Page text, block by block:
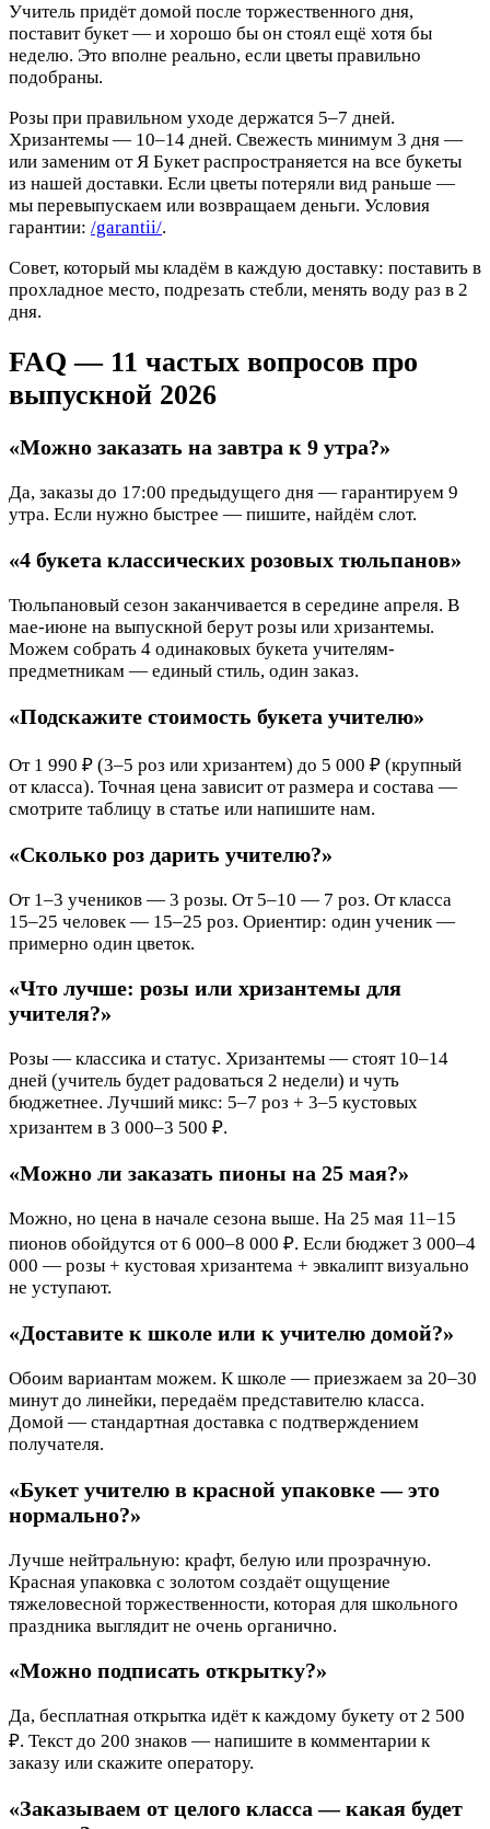
Учитель придёт домой после торжественного дня,
поставит букет — и хорошо бы он стоял ещё хотя бы
неделю. Это вполне реально, если цветы правильно
подобраны.
Розы при правильном уходе держатся 5–7 дней.
Хризантемы — 10–14 дней. Свежесть минимум 3 дня —
или заменим от Я Букет распространяется на все букеты
из нашей доставки. Если цветы потеряли вид раньше —
мы перевыпускаем или возвращаем деньги. Условия
гарантии: /garantii/.
Совет, который мы кладём в каждую доставку: поставить в
прохладное место, подрезать стебли, менять воду раз в 2
дня.
FAQ — 11 частых вопросов про
выпускной 2026
«Можно заказать на завтра к 9 утра?»
Да, заказы до 17:00 предыдущего дня — гарантируем 9
утра. Если нужно быстрее — пишите, найдём слот.
«4 букета классических розовых тюльпанов»
Тюльпановый сезон заканчивается в середине апреля. В
мае-июне на выпускной берут розы или хризантемы.
Можем собрать 4 одинаковых букета учителям-
предметникам — единый стиль, один заказ.
«Подскажите стоимость букета учителю»
От 1 990 ₽ (3–5 роз или хризантем) до 5 000 ₽ (крупный
от класса). Точная цена зависит от размера и состава —
смотрите таблицу в статье или напишите нам.
«Сколько роз дарить учителю?»
От 1–3 учеников — 3 розы. От 5–10 — 7 роз. От класса
15–25 человек — 15–25 роз. Ориентир: один ученик —
примерно один цветок.
«Что лучше: розы или хризантемы для
учителя?»
Розы — классика и статус. Хризантемы — стоят 10–14
дней (учитель будет радоваться 2 недели) и чуть
бюджетнее. Лучший микс: 5–7 роз + 3–5 кустовых
хризантем в 3 000–3 500 ₽.
«Можно ли заказать пионы на 25 мая?»
Можно, но цена в начале сезона выше. На 25 мая 11–15
пионов обойдутся от 6 000–8 000 ₽. Если бюджет 3 000–4
000 — розы + кустовая хризантема + эвкалипт визуально
не уступают.
«Доставите к школе или к учителю домой?»
Обоим вариантам можем. К школе — приезжаем за 20–30
минут до линейки, передаём представителю класса.
Домой — стандартная доставка с подтверждением
получателя.
«Букет учителю в красной упаковке — это
нормально?»
Лучше нейтральную: крафт, белую или прозрачную.
Красная упаковка с золотом создаёт ощущение
тяжеловесной торжественности, которая для школьного
праздника выглядит не очень органично.
«Можно подписать открытку?»
Да, бесплатная открытка идёт к каждому букету от 2 500
₽. Текст до 200 знаков — напишите в комментарии к
заказу или скажите оператору.
«Заказываем от целого класса — какая будет